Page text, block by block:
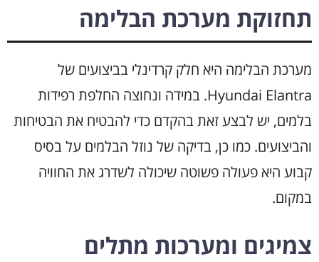
תחזוקת מערכת הבלימה
מערכת הבלימה היא חלק קרדינלי בביצועים של
Hyundai Elantra. במידה ונחוצה החלפת רפידות
בלמים, יש לבצע זאת בהקדם כדי להבטיח את הבטיחות
והביצועים. כמו כן, בדיקה של נוזל הבלמים על בסיס
קבוע היא פעולה פשוטה שיכולה לשדרג את החוויה
במקום.
צמיגים ומערכות מתלים